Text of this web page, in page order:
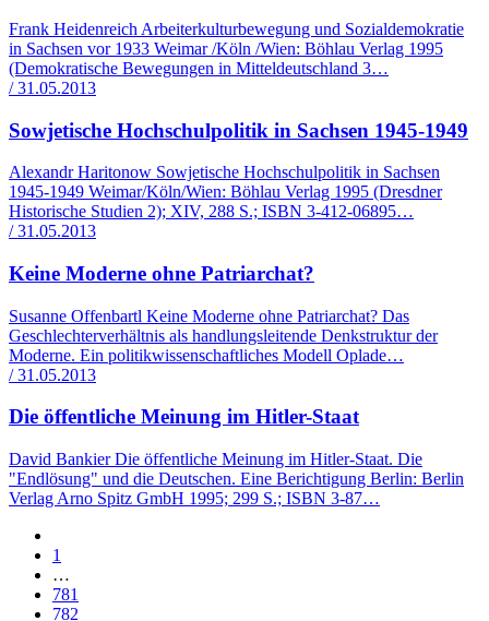
Frank Heidenreich Arbeiterkulturbewegung und Sozialdemokratie
in Sachsen vor 1933 Weimar /Köln /Wien: Böhlau Verlag 1995
(Demokratische Bewegungen in Mitteldeutschland 3…
/ 31.05.2013
Sowjetische Hochschulpolitik in Sachsen 1945-1949
Alexandr Haritonow Sowjetische Hochschulpolitik in Sachsen
1945-1949 Weimar/Köln/Wien: Böhlau Verlag 1995 (Dresdner
Historische Studien 2); XIV, 288 S.; ISBN 3-412-06895…
/ 31.05.2013
Keine Moderne ohne Patriarchat?
Susanne Offenbartl Keine Moderne ohne Patriarchat? Das
Geschlechterverhältnis als handlungsleitende Denkstruktur der
Moderne. Ein politikwissenschaftliches Modell Oplade…
/ 31.05.2013
Die öffentliche Meinung im Hitler-Staat
David Bankier Die öffentliche Meinung im Hitler-Staat. Die
"Endlösung" und die Deutschen. Eine Berichtigung Berlin: Berlin
Verlag Arno Spitz GmbH 1995; 299 S.; ISBN 3-87…
1
…
781
782